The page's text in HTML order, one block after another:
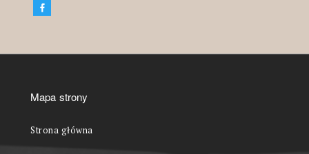
Mapa strony
Strona główna